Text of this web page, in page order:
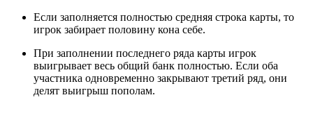
Если заполняется полностью средняя строка карты, то
игрок забирает половину кона себе.
При заполнении последнего ряда карты игрок
выигрывает весь общий банк полностью. Если оба
участника одновременно закрывают третий ряд, они
делят выигрыш пополам.